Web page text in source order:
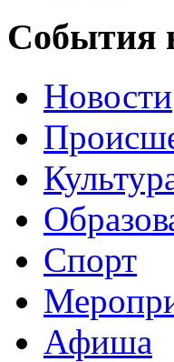
События
Новости
Спорт
Афиша